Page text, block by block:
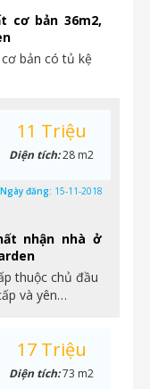
cơ bản 36m2,
bản có tủ kệ
nhận nhà ở
thuộc chủ đầu
và yên…
11 Triệu
Diện tích:28 m2
Ngày đăng: 15-11-2018
17 Triệu
Diện tích:73 m2